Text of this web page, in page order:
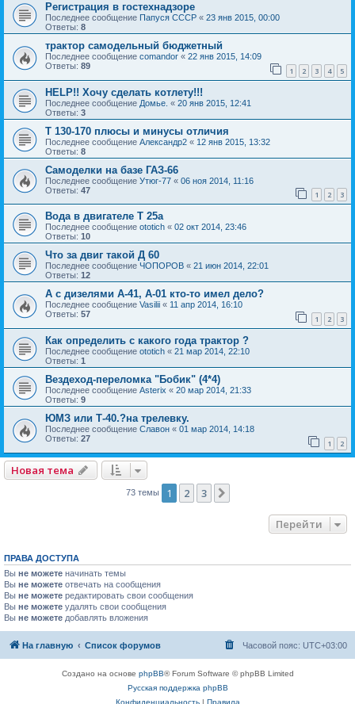
Регистрация в гостехнадзоре
Последнее сообщение Папуся СССР « 23 янв 2015, 00:00
Ответы: 8
трактор самодельный бюджетный
Последнее сообщение comandor « 22 янв 2015, 14:09
Ответы: 89 1 2 3 4 5
HELP!! Хочу сделать котлету!!!
Последнее сообщение Домье. « 20 янв 2015, 12:41
Ответы: 3
Т 130-170 плюсы и минусы отличия
Последнее сообщение Александр2 « 12 янв 2015, 13:32
Ответы: 8
Самоделки на базе ГАЗ-66
Последнее сообщение Утюг-77 « 06 ноя 2014, 11:16
Ответы: 47 1 2 3
Вода в двигателе Т 25а
Последнее сообщение ototich « 02 окт 2014, 23:46
Ответы: 10
Что за двиг такой Д 60
Последнее сообщение ЧОПОРОВ « 21 июн 2014, 22:01
Ответы: 12
А с дизелями А-41, А-01 кто-то имел дело?
Последнее сообщение Vasilii « 11 апр 2014, 16:10
Ответы: 57 1 2 3
Как определить с какого года трактор ?
Последнее сообщение ototich « 21 мар 2014, 22:10
Ответы: 1
Вездеход-переломка "Бобик" (4*4)
Последнее сообщение Asterix « 20 мар 2014, 21:33
Ответы: 9
ЮМЗ или Т-40.?на трелевку.
Последнее сообщение Славон « 01 мар 2014, 14:18
Ответы: 27 1 2
Новая тема
73 темы 1 2 3
Перейти
ПРАВА ДОСТУПА
Вы не можете начинать темы
Вы не можете отвечать на сообщения
Вы не можете редактировать свои сообщения
Вы не можете удалять свои сообщения
Вы не можете добавлять вложения
На главную Список форумов Часовой пояс: UTC+03:00
Создано на основе phpBB® Forum Software © phpBB Limited
Русская поддержка phpBB
Конфиденциальность| Правила